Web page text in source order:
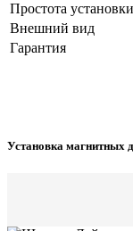
Простота установки
Внешний вид
Гарантия
Установка магнитных